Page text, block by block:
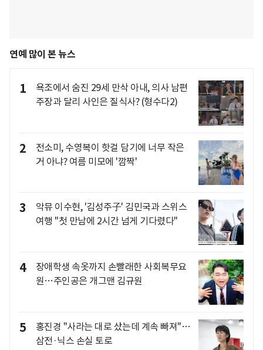
연예 많이 본 뉴스
1
욕조에서 숨진 29세 만삭 아내, 의사 남편
주장과 달리 사인은 질식사? (형수다2)
2
전소미, 수영복이 핫걸 담기에 너무 작은
거 아냐? 여름 미모에 '깜짝'
3
악뮤 이수현, '김성주子' 김민국과 스위스
여행 "첫 만남에 2시간 넘게 기다렸다"
4
장애학생 속옷까지 손빨래한 사회복무요
원…주인공은 개그맨 김규원
5
홍진경 "사라는 대로 샀는데 계속 빠져"…
삼전·닉스 손실 토로